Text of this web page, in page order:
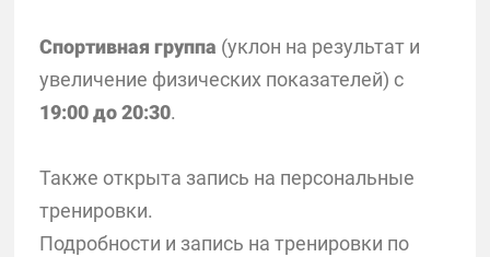
Спортивная группа (уклон на результат и
увеличение физических показателей) с
19:00 до 20:30.
Также открыта запись на персональные
тренировки.
Подробности и запись на тренировки по